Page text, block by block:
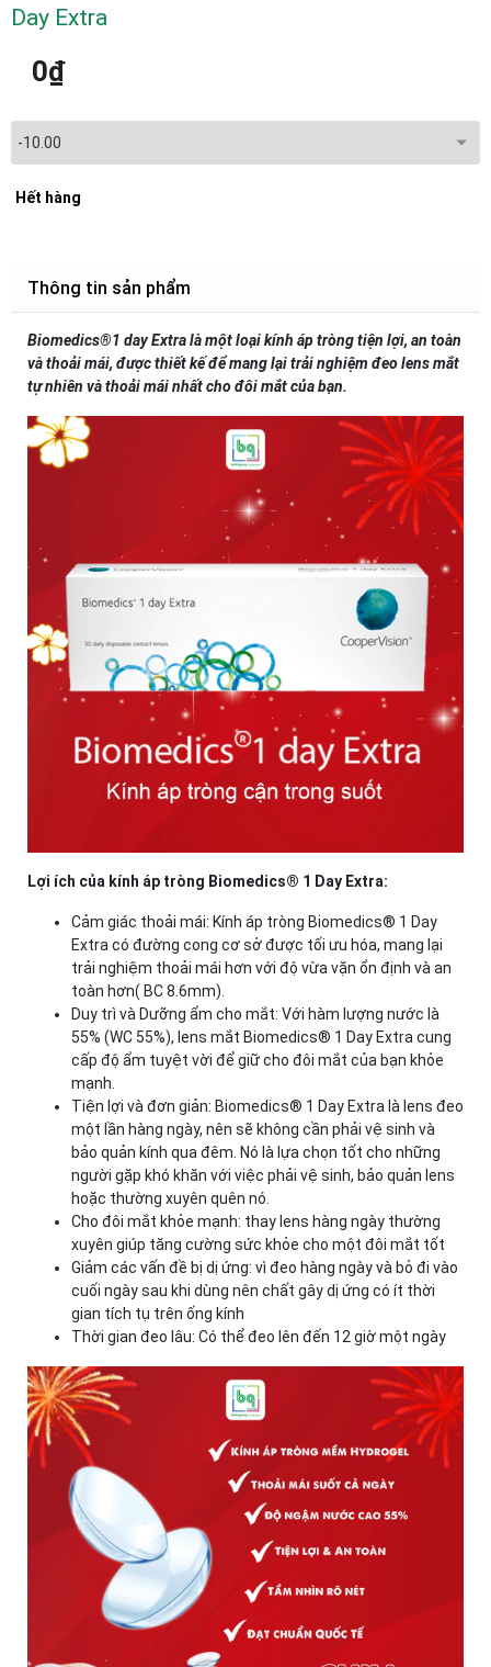
Day Extra
0₫
Hết hàng
Thông tin sản phẩm
Biomedics®1 day Extra là một loại kính áp tròng tiện lợi, an toàn
và thoải mái, được thiết kế để mang lại trải nghiệm đeo lens mắt
tự nhiên và thoải mái nhất cho đôi mắt của bạn.
Lợi ích của kính áp tròng Biomedics® 1 Day Extra:
Cảm giác thoải mái: Kính áp tròng Biomedics® 1 Day
Extra có đường cong cơ sở được tối ưu hóa, mang lại
trải nghiệm thoải mái hơn với độ vừa vặn ổn định và an
toàn hơn( BC 8.6mm).
Duy trì và Dưỡng ẩm cho mắt: Với hàm lượng nước là
55% (WC 55%), lens mắt Biomedics® 1 Day Extra cung
cấp độ ẩm tuyệt vời để giữ cho đôi mắt của bạn khỏe
mạnh.
Tiện lợi và đơn giản: Biomedics® 1 Day Extra là lens đeo
một lần hàng ngày, nên sẽ không cần phải vệ sinh và
bảo quản kính qua đêm. Nó là lựa chọn tốt cho những
người gặp khó khăn với việc phải vệ sinh, bảo quản lens
hoặc thường xuyên quên nó.
Cho đôi mắt khỏe mạnh: thay lens hàng ngày thường
xuyên giúp tăng cường sức khỏe cho một đôi mắt tốt
Giảm các vấn đề bị dị ứng: vì đeo hàng ngày và bỏ đi vào
cuối ngày sau khi dùng nên chất gây dị ứng có ít thời
gian tích tụ trên ống kính
Thời gian đeo lâu: Có thể đeo lên đến 12 giờ một ngày